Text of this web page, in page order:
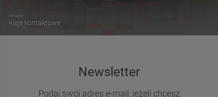
Aerozole
Kleje kontaktowe
Newsletter
Podaj swój adres e-mail, jeżeli chcesz